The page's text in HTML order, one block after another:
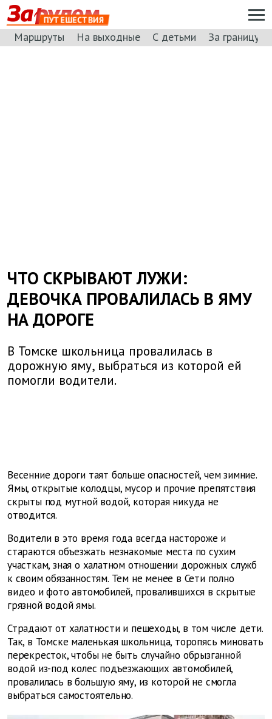
ПУТЕШЕСТВИЯ
Маршруты На выходные С детьми За границу
ЧТО СКРЫВАЮТ ЛУЖИ:
ДЕВОЧКА ПРОВАЛИЛАСЬ В ЯМУ
НА ДОРОГЕ
В Томске школьница провалилась в
дорожную яму, выбраться из которой ей
помогли водители.
Весенние дороги таят больше опасностей, чем зимние.
Ямы, открытые колодцы, мусор и прочие препятствия
скрыты под мутной водой, которая никуда не
отводится.
Водители в это время года всегда настороже и
стараются объезжать незнакомые места по сухим
участкам, зная о халатном отношении дорожных служб
к своим обязанностям. Тем не менее в Сети полно
видео и фото автомобилей, провалившихся в скрытые
грязной водой ямы.
Страдают от халатности и пешеходы, в том числе дети.
Так, в Томске маленькая школьница, торопясь миновать
перекресток, чтобы не быть случайно обрызганной
водой из-под колес подъезжающих автомобилей,
провалилась в большую яму, из которой не смогла
выбраться самостоятельно.